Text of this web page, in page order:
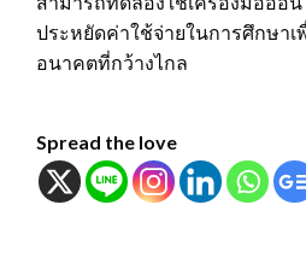
ประหยัดค่าใช้จ่ายในการศึกษา
อนาคตที่กว้างไกล
Spread the love